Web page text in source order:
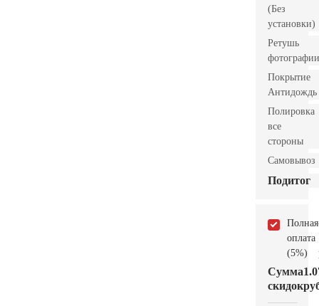
(Без
установки)
Ретушь
фотографии
Покрытие
Антидождь
Полировка
все
стороны
Самовывоз
Подитог
Полная
оплата
(5%)
Сумма
скидок